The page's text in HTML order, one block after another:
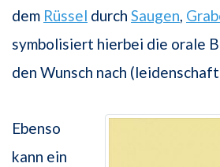
dem Rüssel durch Saugen,
symbolisiert hierbei die orale
den Wunsch nach
Ebenso
kann ein